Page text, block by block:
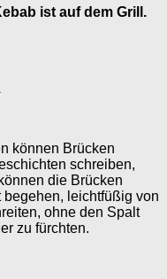
ist auf dem Grill.
können Brücken
schreiben,
die Brücken
leichtfüßig von
ohne den Spalt
zu fürchten.